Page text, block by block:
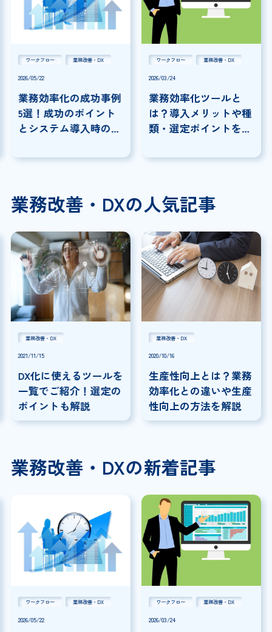
ワークフロー 業務改善・DX
2026/05/22
業務効率化の成功事例
5選！成功のポイント
とシステム導入時の注
ワークフロー 業務改善・DX
2026/03/24
業務効率化ツールと
は？導入メリットや種
類・選定ポイントを解
業務改善・DXの人気記事
業務改善・DX
2021/11/15
DX化に使えるツールを
一覧でご紹介！選定の
ポイントも解説
業務改善・DX
2020/10/16
生産性向上とは？業務
効率化との違いや生産
性向上の方法を解説
業務改善・DXの新着記事
ワークフロー 業務改善・DX
2026/05/22
ワークフロー 業務改善・DX
2026/03/24